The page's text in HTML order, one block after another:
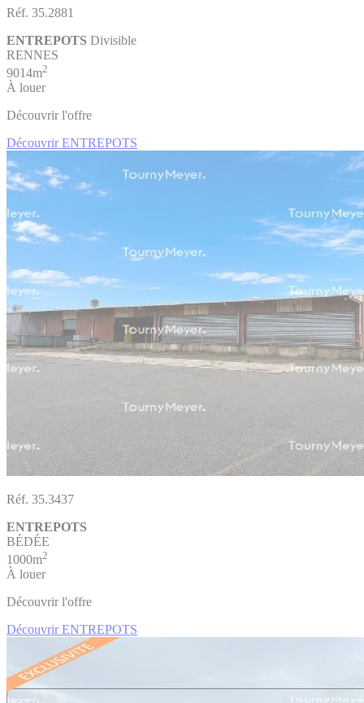
Réf. 35.2881
ENTREPOTS Divisible
RENNES
9014m2
À louer
Découvrir l'offre
Découvrir ENTREPOTS
Réf. 35.3437
ENTREPOTS
BÉDÉE
1000m2
À louer
Découvrir l'offre
Découvrir ENTREPOTS